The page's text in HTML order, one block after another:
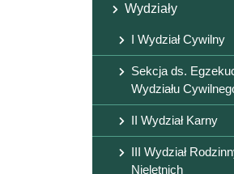
Wydziały
I Wydział Cywilny
Sekcja ds.
Wydziału
II Wydział Karny
III Wydział
Nieletnich